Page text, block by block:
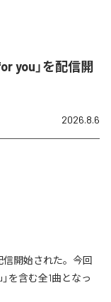
you」を配信開
2026.8.6
信開始された。今回
を含む全1曲となっ